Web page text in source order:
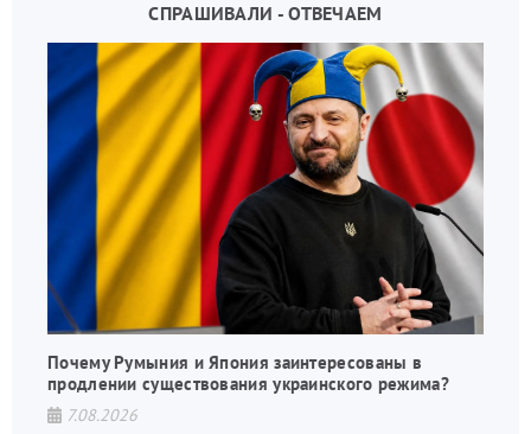
СПРАШИВАЛИ - ОТВЕЧАЕМ
Почему Румыния и Япония заинтересованы в
продлении существования украинского режима?
7.08.2026